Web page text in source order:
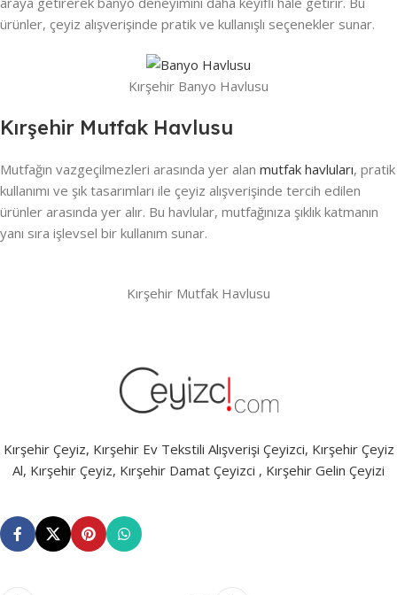
ürünler, çeyiz alışverişinde pratik ve kullanışlı seçenekler sunar.
Kırşehir Banyo Havlusu
Kırşehir Mutfak Havlusu
Mutfağın vazgeçilmezleri arasında yer alan mutfak havluları, pratik
kullanımı ve şık tasarımları ile çeyiz alışverişinde tercih edilen
ürünler arasında yer alır. Bu havlular, mutfağınıza şıklık katmanın
yanı sıra işlevsel bir kullanım sunar.
Kırşehir Mutfak Havlusu
Kırşehir Çeyiz, Kırşehir Ev Tekstili Alışverişi Çeyizci, Kırşehir Çeyiz
Al, Kırşehir Çeyiz, Kırşehir Damat Çeyizci , Kırşehir Gelin Çeyizi